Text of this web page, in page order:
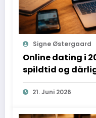
Signe Østergaard
Online dating i
spildtid og
21. Juni 2026